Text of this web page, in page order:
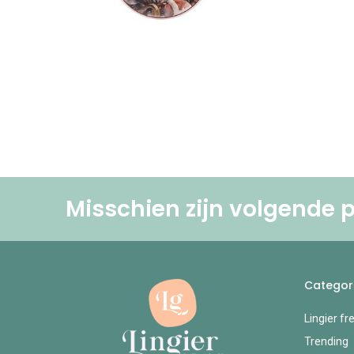
Misschien zijn volgende
Lingier
Trending